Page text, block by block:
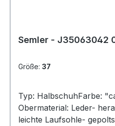
Semler - J35063042
Größe: 37
Typ: HalbschuhFarbe:
Obermaterial: Leder-
leichte Laufsohle-